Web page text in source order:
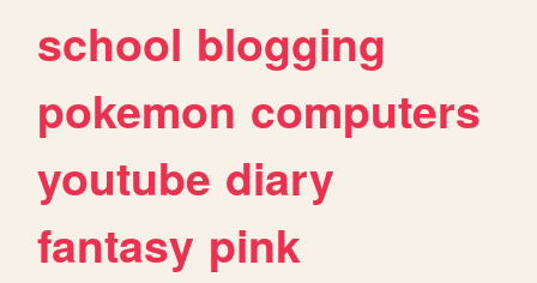
school blogging
pokemon computers
youtube diary
fantasy pink